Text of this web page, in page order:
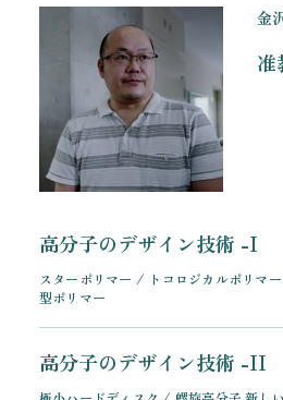
金
准
高分子のデザイン技術 -I
スターポリマー / トコロジカルポリマ
型ポリマー
高分子のデザイン技術 -II